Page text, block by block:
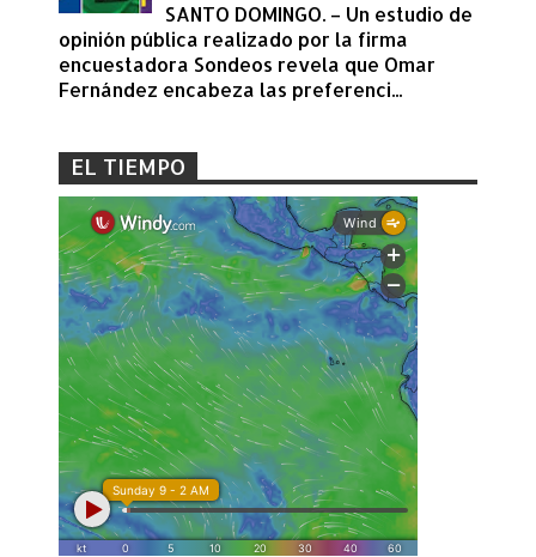
SANTO DOMINGO. – Un estudio de
opinión pública realizado por la firma
encuestadora Sondeos revela que Omar
Fernández encabeza las preferenci...
EL TIEMPO